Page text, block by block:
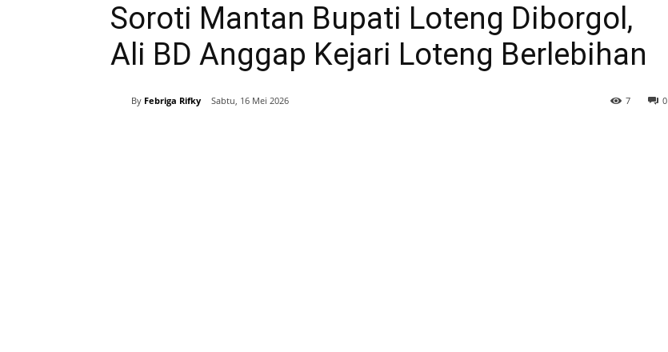
Soroti Mantan Bupati Loteng Diborgol,
Ali BD Anggap Kejari Loteng Berlebihan
By Febriga Rifky Sabtu, 16 Mei 2026 0
7